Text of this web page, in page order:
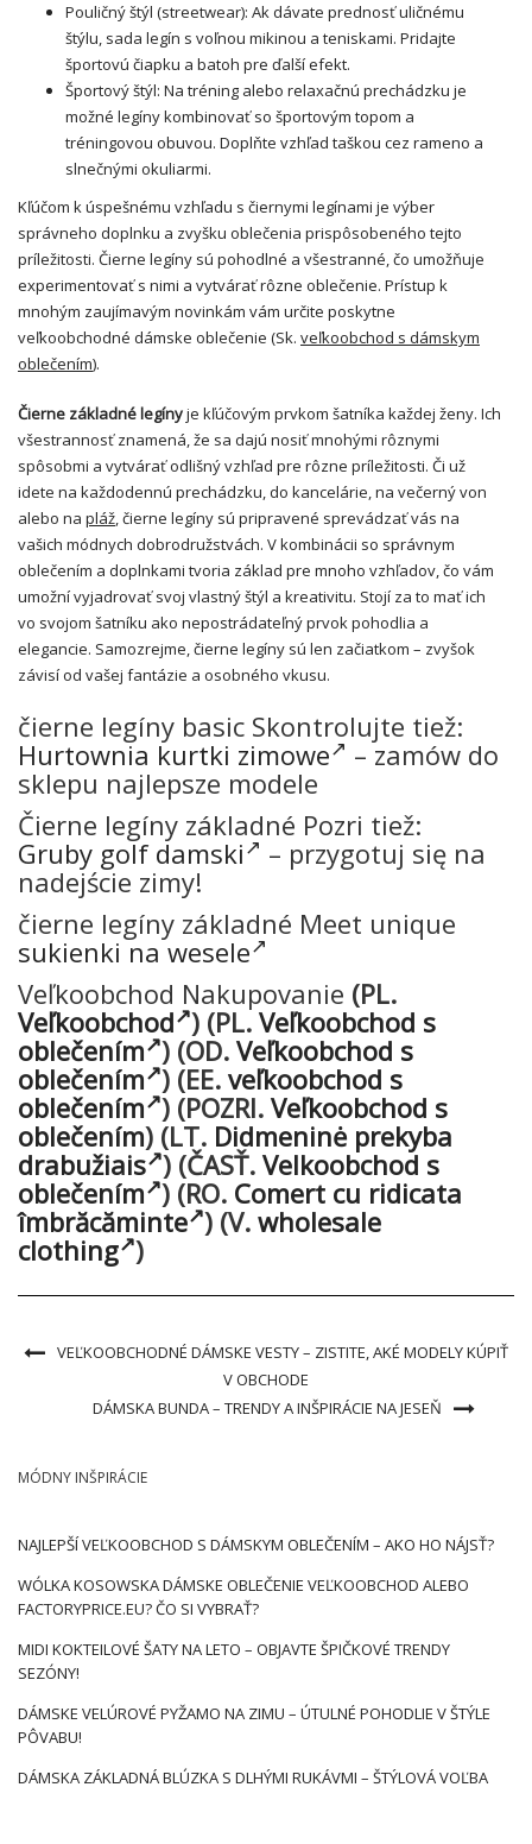
Pouličný štýl (streetwear): Ak dávate prednosť uličnému
štýlu, sada legín s voľnou mikinou a teniskami. Pridajte
športovú čiapku a batoh pre ďalší efekt.
Športový štýl: Na tréning alebo relaxačnú prechádzku je
možné legíny kombinovať so športovým topom a
tréningovou obuvou. Doplňte vzhľad taškou cez rameno a
slnečnými okuliarmi.
Kľúčom k úspešnému vzhľadu s čiernymi legínami je výber
správneho doplnku a zvyšku oblečenia prispôsobeného tejto
príležitosti. Čierne legíny sú pohodlné a všestranné, čo umožňuje
experimentovať s nimi a vytvárať rôzne oblečenie. Prístup k
mnohým zaujímavým novinkám vám určite poskytne
veľkoobchodné dámske oblečenie (Sk. veľkoobchod s dámskym
oblečením).
Čierne základné legínyje kľúčovým prvkom šatníka každej ženy. Ich
všestrannosť znamená, že sa dajú nosiť mnohými rôznymi
spôsobmi a vytvárať odlišný vzhľad pre rôzne príležitosti. Či už
idete na každodennú prechádzku, do kancelárie, na večerný von
alebo na pláž, čierne legíny sú pripravené sprevádzať vás na
vašich módnych dobrodružstvách. V kombinácii so správnym
oblečením a doplnkami tvoria základ pre mnoho vzhľadov, čo vám
umožní vyjadrovať svoj vlastný štýl a kreativitu. Stojí za to mať ich
vo svojom šatníku ako nepostrádateľný prvok pohodlia a
elegancie. Samozrejme, čierne legíny sú len začiatkom – zvyšok
závisí od vašej fantázie a osobného vkusu.
čierne legíny basic Skontrolujte tiež:
Hurtownia kurtki zimowe
– zamów do
sklepu najlepsze modele
Čierne legíny základné Pozri tiež:
Gruby golf damski
– przygotuj się na
nadejście zimy!
čierne legíny základné Meet unique
sukienki na wesele
Veľkoobchod Nakupovanie (PL.
Veľkoobchod ) (PL. Veľkoobchod s
oblečením ) (OD. Veľkoobchod s
oblečením ) (EE. veľkoobchod s
oblečením ) (POZRI. Veľkoobchod s
oblečením) (LT. Didmeninė prekyba
drabužiais ) (ČASŤ. Velkoobchod s
oblečením ) (RO. Comert cu ridicata
îmbrăcăminte ) (V. wholesale
clothing )
VEĽKOOBCHODNÉ DÁMSKE VESTY – ZISTITE, AKÉ MODELY KÚPIŤ
V OBCHODE
DÁMSKA BUNDA – TRENDY A INŠPIRÁCIE NA JESEŇ
MÓDNY INŠPIRÁCIE
NAJLEPŠÍ VEĽKOOBCHOD S DÁMSKYM OBLEČENÍM – AKO HO NÁJSŤ?
WÓLKA KOSOWSKA DÁMSKE OBLEČENIE VEĽKOOBCHOD ALEBO
FACTORYPRICE.EU? ČO SI VYBRAŤ?
MIDI KOKTEILOVÉ ŠATY NA LETO – OBJAVTE ŠPIČKOVÉ TRENDY
SEZÓNY!
DÁMSKE VELÚROVÉ PYŽAMO NA ZIMU – ÚTULNÉ POHODLIE V ŠTÝLE
PÔVABU!
DÁMSKA ZÁKLADNÁ BLÚZKA S DLHÝMI RUKÁVMI – ŠTÝLOVÁ VOĽBA